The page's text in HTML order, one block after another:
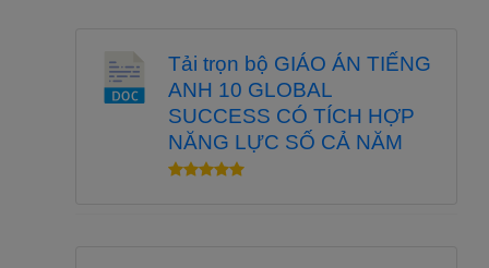
Tải trọn bộ GIÁO ÁN TIẾNG
ANH 10 GLOBAL
SUCCESS CÓ TÍCH HỢP
NĂNG LỰC SỐ CẢ NĂM